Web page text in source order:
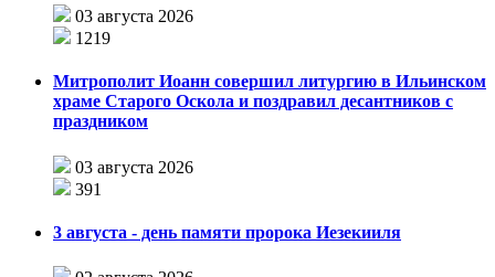
03 августа 2026
1219
Митрополит Иоанн совершил литургию в Ильинском
храме Старого Оскола и поздравил десантников с
праздником
03 августа 2026
391
3 августа - день памяти пророка Иезекииля